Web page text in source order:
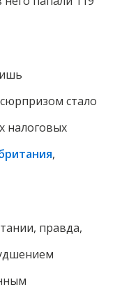
стало
налоговых
,
правда,